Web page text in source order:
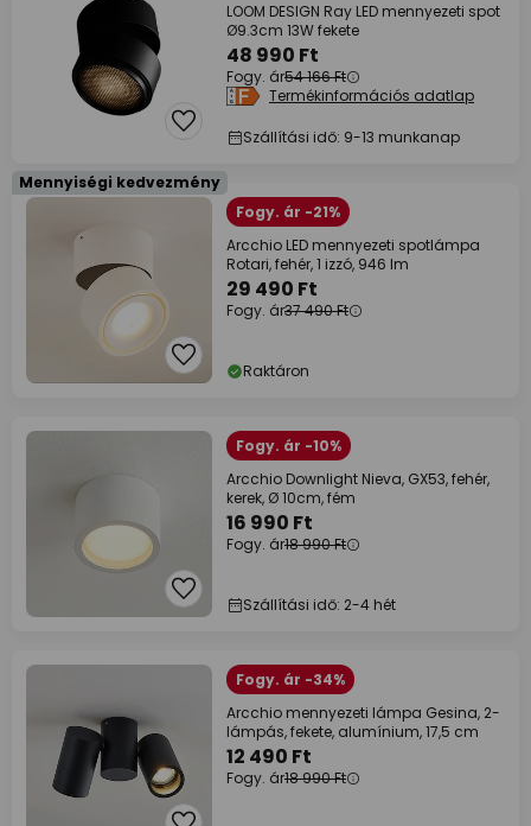
LOOM DESIGN Ray LED mennyezeti spot
Ø9.3cm 13W fekete
48 990 Ft
Fogy. ár54 166 Ft
Termékinformációs adatlap
Szállítási idő: 9-13 munkanap
Mennyiségi kedvezmény
Fogy. ár -21%
Arcchio LED mennyezeti spotlámpa
Rotari, fehér, 1 izzó, 946 lm
29 490 Ft
Fogy. ár37 490 Ft
Raktáron
Fogy. ár -10%
Arcchio Downlight Nieva, GX53, fehér,
kerek, Ø 10cm, fém
16 990 Ft
Fogy. ár18 990 Ft
Szállítási idő: 2-4 hét
Fogy. ár -34%
Arcchio mennyezeti lámpa Gesina, 2-
lámpás, fekete, alumínium, 17,5 cm
12 490 Ft
Fogy. ár18 990 Ft